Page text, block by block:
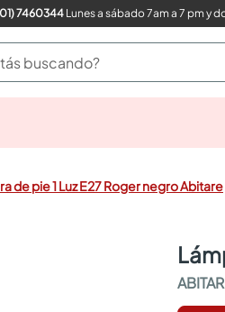
UN EXPERTO: 📞(601) 7460344Lunes a sábado 7am a 7 pm y
buscando?
de pie 1 Luz E27 Roger negro Abitare